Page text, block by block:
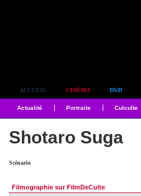
ACCUEIL CINÉMA DVD
Actualité Portraits Culculte
Shotaro Suga
Scénario
Filmographie sur FilmDeCulte